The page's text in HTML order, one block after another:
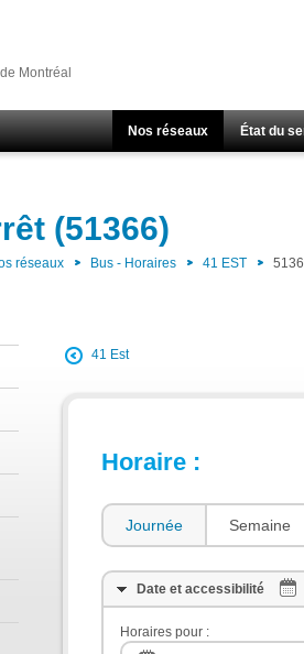
Montréal
Nos réseaux État du
(51366)
réseaux Bus - Horaires 41 EST
41 Est
Horaire :
Journée Semaine
Date et accessibilité
Horaires pour :